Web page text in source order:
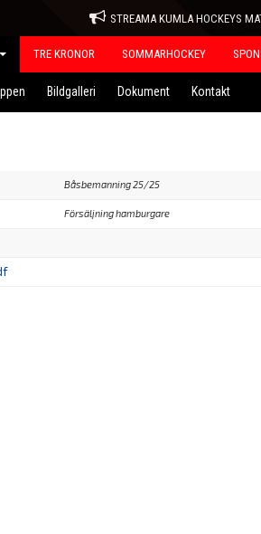
STREAMA KUMLA HOCKEYS
TRE KRONOR SOMMARHOCKEY
Bildgalleri Dokument Kontakt
Båsbemanning 25/25
Försäljning hamburgare